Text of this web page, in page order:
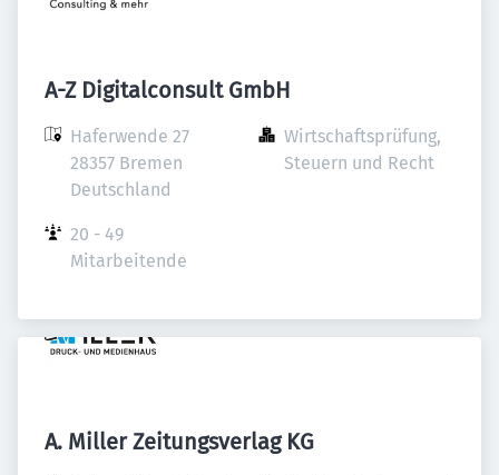
A-Z Digitalconsult GmbH
Haferwende 27
28357 Bremen
Deutschland
Wirtschaftsprüfung,
Steuern und Recht
20 - 49
Mitarbeitende
A. Miller Zeitungsverlag KG